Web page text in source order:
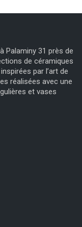
Palaminy 31 près de
de céramiques
par l’art de
réalisées avec une
et vases